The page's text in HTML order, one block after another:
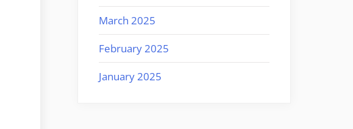
March 2025
February 2025
January 2025